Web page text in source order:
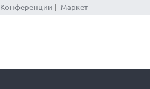
Конференции Маркет